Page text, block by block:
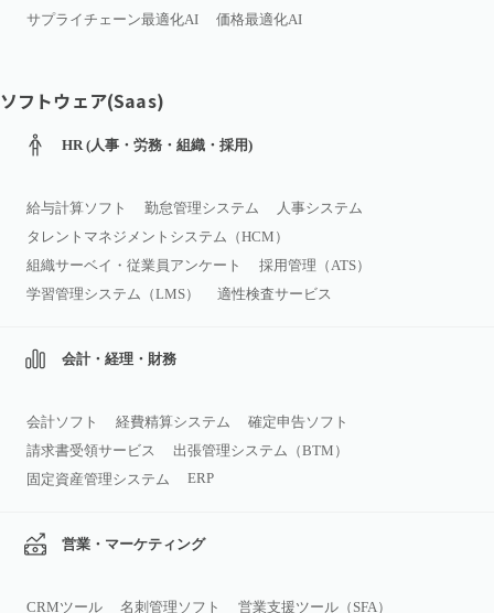
サプライチェーン最適化AI
価格最適化AI
ソフトウェア(Saas)
HR (人事・労務・組織・採用)
給与計算ソフト 勤怠管理システム
人事システム
タレントマネジメントシステム（HCM）
組織サーベイ・従業員アンケート
採用管理（ATS）
学習管理システム（LMS）
適性検査サービス
会計・経理・財務
会計ソフト 経費精算システム
確定申告ソフト
請求書受領サービス
出張管理システム（BTM）
固定資産管理システム
ERP
営業・マーケティング
CRMツール 名刺管理ソフト
営業支援ツール（SFA）